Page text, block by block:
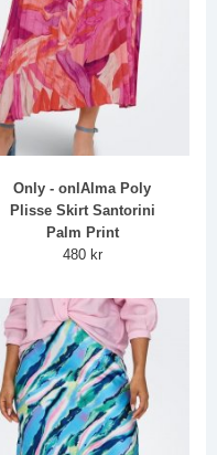
Only - onlAlma Poly
Plisse Skirt Santorini
Palm Print
480 kr